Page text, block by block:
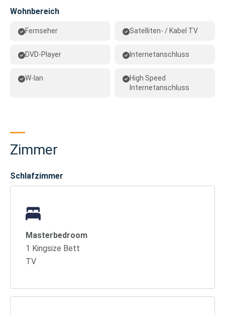
Wohnbereich
Fernseher Satelliten- / Kabel TV
DVD-Player Internetanschluss
W-lan
High Speed
Internetanschluss
Zimmer
Schlafzimmer
Masterbedroom
1 Kingsize Bett
TV